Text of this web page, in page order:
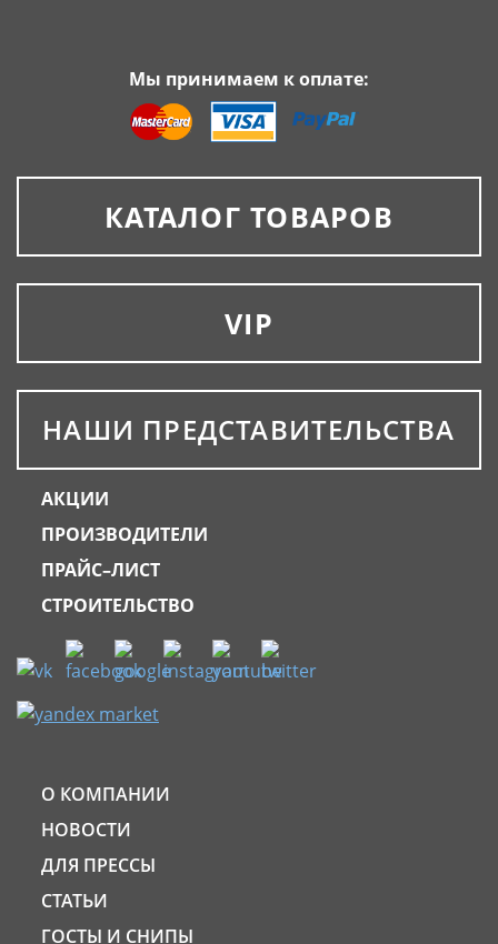
Мы принимаем к оплате:
КАТАЛОГ ТОВАРОВ
VIP
НАШИ ПРЕДСТАВИТЕЛЬСТВА
АКЦИИ
ПРОИЗВОДИТЕЛИ
ПРАЙС–ЛИСТ
СТРОИТЕЛЬСТВО
О КОМПАНИИ
НОВОСТИ
ДЛЯ ПРЕССЫ
СТАТЬИ
ГОСТЫ И СНИПЫ